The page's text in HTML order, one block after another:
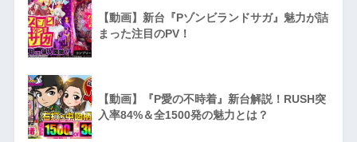
【動画】新台『Pゾンビランドサガ』魅力が詰
まった注目のPV！
【動画】『P愛の不時着』新台解説！RUSH突
入率84%＆全1500発の魅力とは？